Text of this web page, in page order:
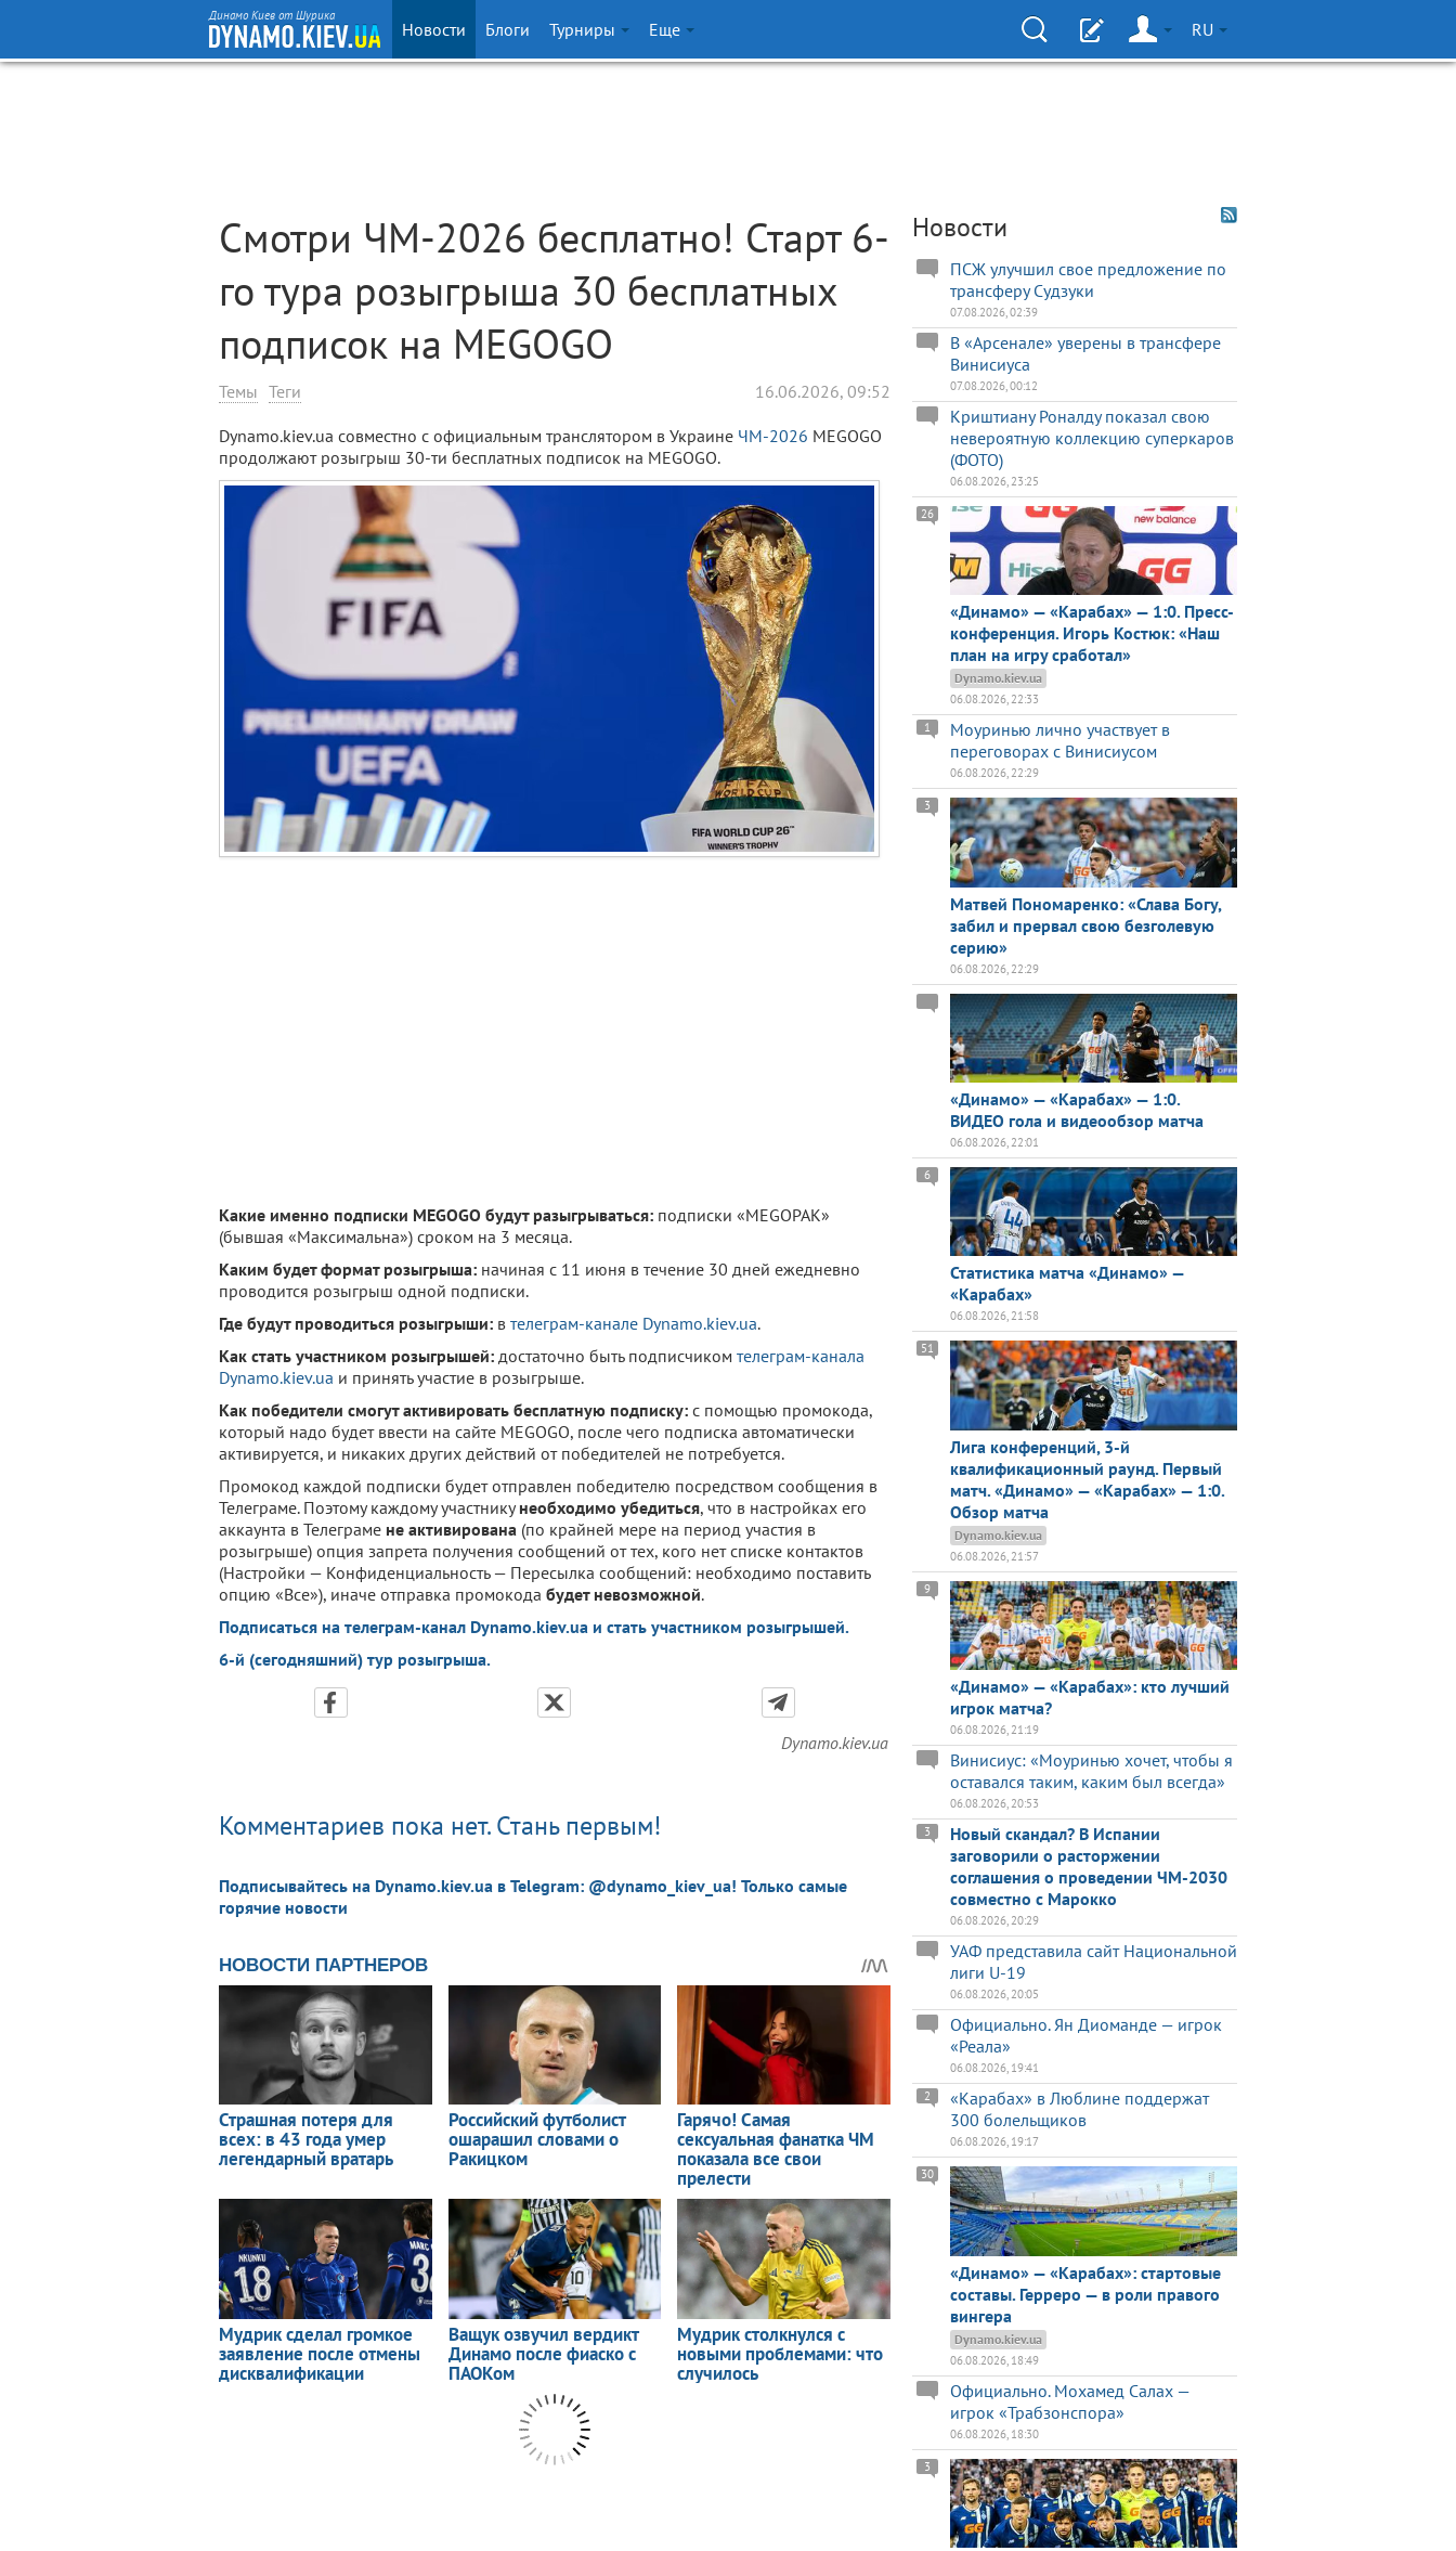
Динамо Киев от Шурика
Новости Блоги Турниры Еще RU
Смотри ЧМ-2026 бесплатно! Старт 6-
го тура розыгрыша 30 бесплатных
подписок на MEGOGO
Темы Теги 16.06.2026, 09:52
Dynamo.kiev.ua совместно с официальным транслятором в Украине ЧМ-2026 MEGOGO
продолжают розыгрыш 30-ти бесплатных подписок на MEGOGO.
Какие именно подписки MEGOGO будут разыгрываться: подписки «MEGOPAK»
(бывшая «Максимальна») сроком на 3 месяца.
Каким будет формат розыгрыша: начиная с 11 июня в течение 30 дней ежедневно
проводится розыгрыш одной подписки.
Где будут проводиться розыгрыши: в телеграм-канале Dynamo.kiev.ua.
Как стать участником розыгрышей: достаточно быть подписчиком телеграм-канала
Dynamo.kiev.ua и принять участие в розыгрыше.
Как победители смогут активировать бесплатную подписку: с помощью промокода,
который надо будет ввести на сайте MEGOGO, после чего подписка автоматически
активируется, и никаких других действий от победителей не потребуется.
Промокод каждой подписки будет отправлен победителю посредством сообщения в
Телеграме. Поэтому каждому участникунеобходимо убедиться, что в настройках его
аккаунта в Телеграме не активирована (по крайней мере на период участия в
розыгрыше) опция запрета получения сообщений от тех, кого нет списке контактов
(Настройки — Конфиденциальность — Пересылка сообщений: необходимо поставить
опцию «Все»), иначе отправка промокода будет невозможной.
Подписаться на телеграм-канал Dynamo.kiev.ua и стать участником розыгрышей.
6-й (сегодняшний) тур розыгрыша.
Dynamo.kiev.ua
Комментариев пока нет. Стань первым!
Подписывайтесь на Dynamo.kiev.ua в Telegram: @dynamo_kiev_ua! Только самые
горячие новости
Новости
ПСЖ улучшил свое предложение по
трансферу Судзуки
07.08.2026, 02:39
В «Арсенале» уверены в трансфере
Винисиуса
07.08.2026, 00:12
Криштиану Роналду показал свою
невероятную коллекцию суперкаров
(ФОТО)
06.08.2026, 23:25
«Динамо» — «Карабах» — 1:0. Пресс-
конференция. Игорь Костюк: «Наш
план на игру сработал»
26
Dynamo.kiev.ua
06.08.2026, 22:33
Моуринью лично участвует в
переговорах с Винисиусом
1
06.08.2026, 22:29
Матвей Пономаренко: «Слава Богу,
забил и прервал свою безголевую
серию»
3
06.08.2026, 22:29
«Динамо» — «Карабах» — 1:0.
ВИДЕО гола и видеообзор матча
06.08.2026, 22:01
Статистика матча «Динамо» —
«Карабах»
6
06.08.2026, 21:58
Лига конференций, 3-й
квалификационный раунд. Первый
матч. «Динамо» — «Карабах» — 1:0.
Обзор матча
51
Dynamo.kiev.ua
06.08.2026, 21:57
«Динамо» — «Карабах»: кто лучший
игрок матча?
9
06.08.2026, 21:19
Винисиус: «Моуринью хочет, чтобы я
оставался таким, каким был всегда»
06.08.2026, 20:53
Новый скандал? В Испании
заговорили о расторжении
соглашения о проведении ЧМ-2030
совместно с Марокко
3
06.08.2026, 20:29
УАФ представила сайт Национальной
лиги U-19
06.08.2026, 20:05
Официально. Ян Диоманде — игрок
«Реала»
06.08.2026, 19:41
«Карабах» в Люблине поддержат
300 болельщиков
2
06.08.2026, 19:17
«Динамо» — «Карабах»: стартовые
составы. Герреро — в роли правого
вингера
30
Dynamo.kiev.ua
06.08.2026, 18:49
Официально. Мохамед Салах —
игрок «Трабзонспора»
06.08.2026, 18:30
3